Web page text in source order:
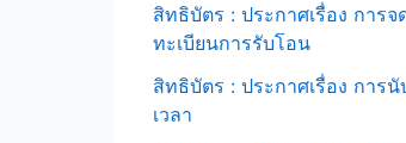
สิทธิบัตร : ประกาศเรื่อง การจ
ทะเบียนการรับโอน
สิทธิบัตร : ประกาศเรื่อง การนั
เวลา